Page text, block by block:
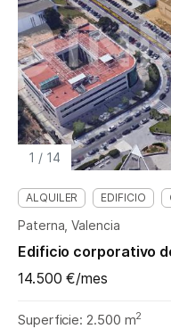
1 / 14
ALQUILER EDIFICIO
Paterna, Valencia
Edificio corporativo
14.500 €/mes
Superficie: 2.500 m2